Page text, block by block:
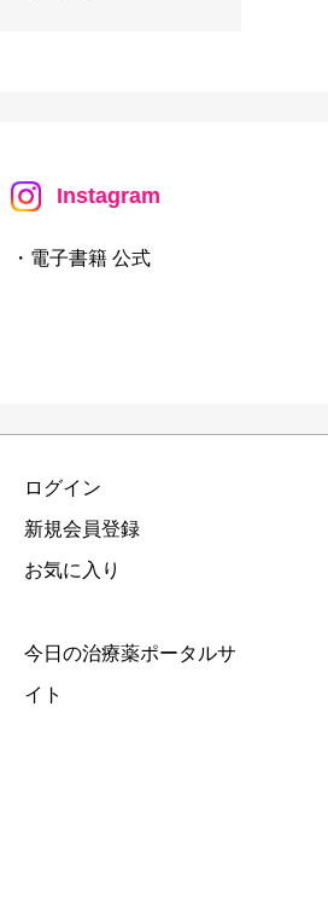
Instagram
・電子書籍 公式
ログイン
新規会員登録
お気に入り
今日の治療薬ポータルサ
イト